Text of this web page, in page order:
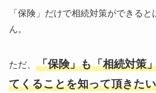
「保険」だけで相続対策ができると
ん。
ただ、 「保険」も「相続対策
てくることを知って頂きた